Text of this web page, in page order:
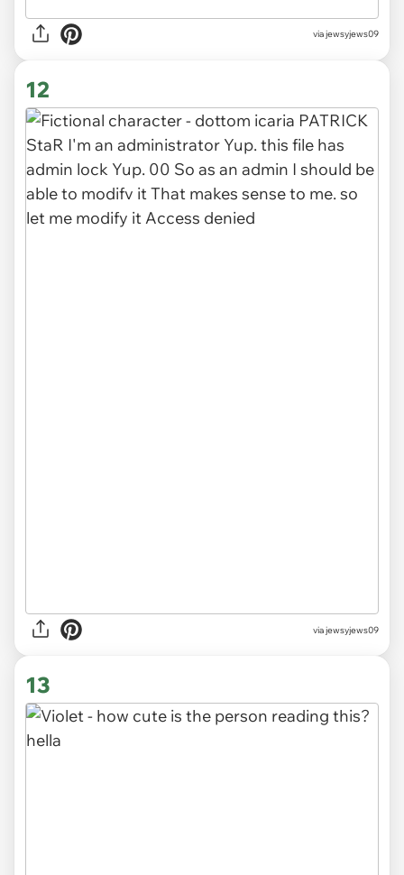
via jewsyjews09
12
via jewsyjews09
13